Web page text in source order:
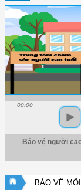
00:00
Bảo vệ người
BẢO VỆ